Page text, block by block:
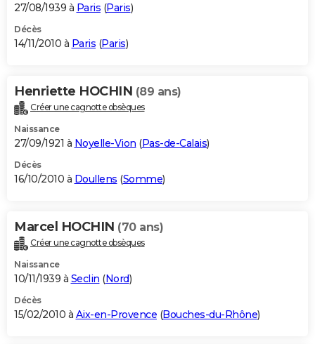
27/08/1939 à Paris (Paris)
Décès
14/11/2010 à Paris (Paris)
Henriette HOCHIN (89 ans)
Créer une cagnotte obsèques
Naissance
27/09/1921 à Noyelle-Vion (Pas-de-Calais)
Décès
16/10/2010 à Doullens (Somme)
Marcel HOCHIN (70 ans)
Créer une cagnotte obsèques
Naissance
10/11/1939 à Seclin (Nord)
Décès
15/02/2010 à Aix-en-Provence (Bouches-du-Rhône)